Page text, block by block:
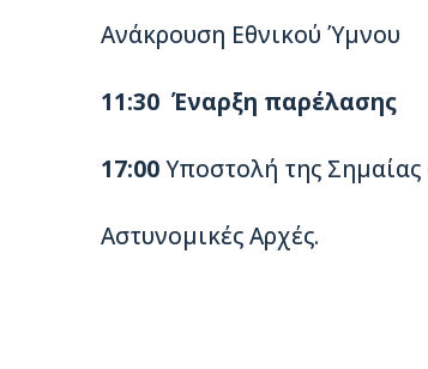
Ανάκρουση Εθνικού Ύμνου
11:30 Έναρξη παρέλασης
17:00Υποστολή της
Αστυνομικές Αρχές.